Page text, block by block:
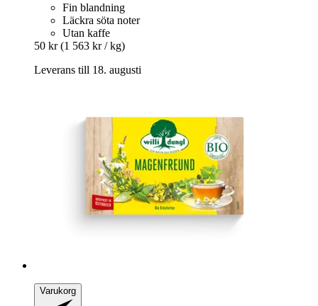
Fin blandning
Läckra söta noter
Utan kaffe
50 kr (1 563 kr / kg)
Leverans till 18. augusti
Varukorg